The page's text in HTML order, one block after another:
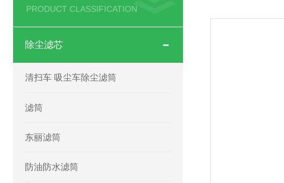
PRODUCT CLASSIFICATION
除尘滤芯
清扫车 吸尘车除尘滤筒
滤筒
东丽滤筒
防油防水滤筒